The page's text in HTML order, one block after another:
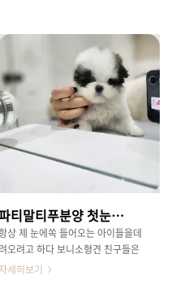
! 너무너무 귀여운 타입 이리보고
저리봐도 숨길 수 없는 비쥬얼 서로
다른 매력을 보여주는 아이들 뚜렷한
크림&화이트의 조화로움과입주변 눈
변 밝게 실버로 올라오고 있는 실
버말티푸모량도 빽빽하고정말정말
주머니에 넣고다니고 싶어요ㅎ
말티즈와 푸들의완벽한 조화반곱
슬 모질로 털 완전 안빠지구푸들의
영리함 추가요~교육 훈련 습득 완전
라요'앉아' '기다려'는 그냥 할겁니
! 앙증맞은 소형견 아이들을 막내
둥이로 만나보세요 편하게 문의주시
면자세한 상담 도와드릴게요!
파티말티푸분양 첫눈에 반한 벨
항상 제 눈에쏙 들어오는 아이들을데
려오려고 하다 보니소형견 친구들은
더더욱 눈이 높아지기만 하는.. 🤢 요
자세히보기